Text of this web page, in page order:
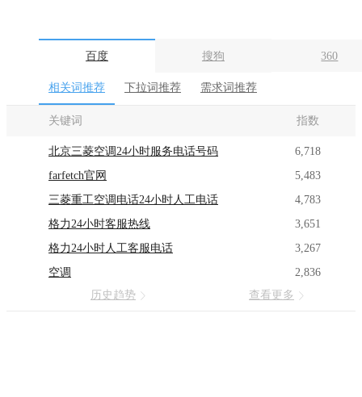
百度 搜狗 360
相关词推荐 下拉词推荐 需求词推荐
关键词 指数
北京三菱空调24小时服务电话号码
6,718
farfetch官网
5,483
三菱重工空调电话24小时人工电话
4,783
格力24小时客服热线
3,651
格力24小时人工客服电话
3,267
空调
2,836
历史趋势
查看更多